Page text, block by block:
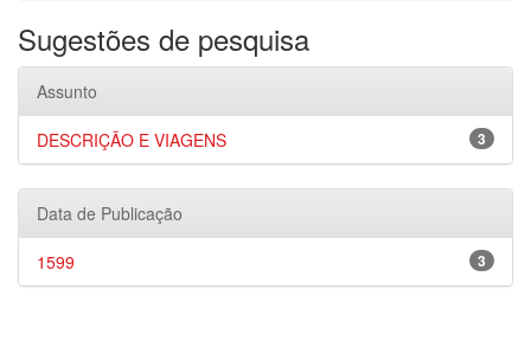
Sugestões de pesquisa
Assunto
3
DESCRIÇÃO E VIAGENS
Data de Publicação
3
1599